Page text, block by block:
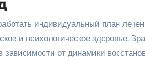
индивидуальный план
и психологическое здоровье.
зависимости от динамики